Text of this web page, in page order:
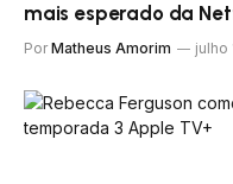
mais esperado da
Por Matheus Amorim julho